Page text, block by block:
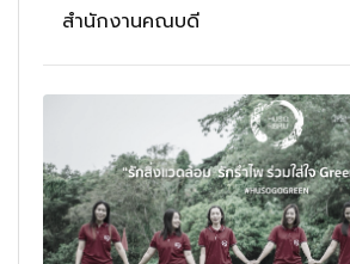
สำนักงานคณบดี